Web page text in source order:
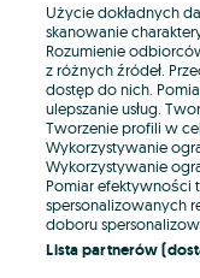
E-mail
Hasło
Użycie dokładnych
skanowanie
Rozumienie
z różnych źródeł.
dostęp do nich.
ulepszanie usług.
Tworzenie profili w
Wykorzystywanie
Wykorzystywanie
Pomiar efektywności
spersonalizowanych
doboru
Lista partnerów